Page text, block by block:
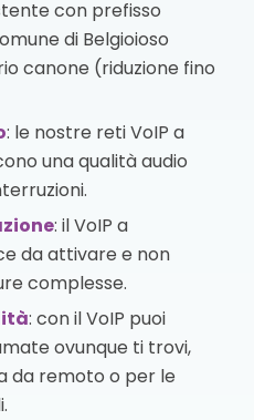
con prefisso
di Belgioioso
canone (riduzione fino
: le nostre reti VoIP a
una qualità audio
: il VoIP a
da attivare e non
complesse.
: con il VoIP puoi
ovunque ti trovi,
da remoto o per le